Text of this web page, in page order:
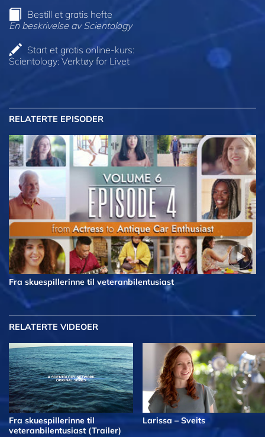
Bestill et gratis hefte
En beskrivelse av Scientology
Start et gratis online-kurs:
Scientology: Verktøy for Livet
RELATERTE EPISODER
Fra skuespillerinne til veteranbilentusiast
RELATERTE VIDEOER
Fra skuespillerinne til
veteranbilentusiast (Trailer)
Larissa – Sveits